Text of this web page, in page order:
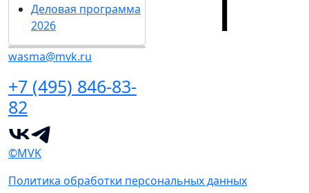
Деловая программа
2026
wasma@mvk.ru
+7 (495) 846-83-
82
©MVK
Политика обработки персональных данных